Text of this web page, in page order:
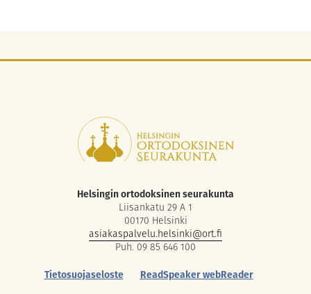
Helsingin ortodoksinen seurakunta
Liisankatu 29 A 1
00170 Helsinki
asiakaspalvelu.helsinki@ort.fi
Puh. 09 85 646 100
Tietosuojaseloste
ReadSpeaker webReader